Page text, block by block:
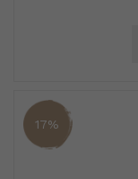
17%